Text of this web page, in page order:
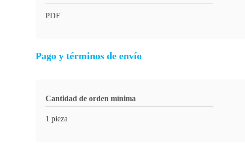
PDF
Pago y términos de envío
Cantidad de orden mínima
1 pieza